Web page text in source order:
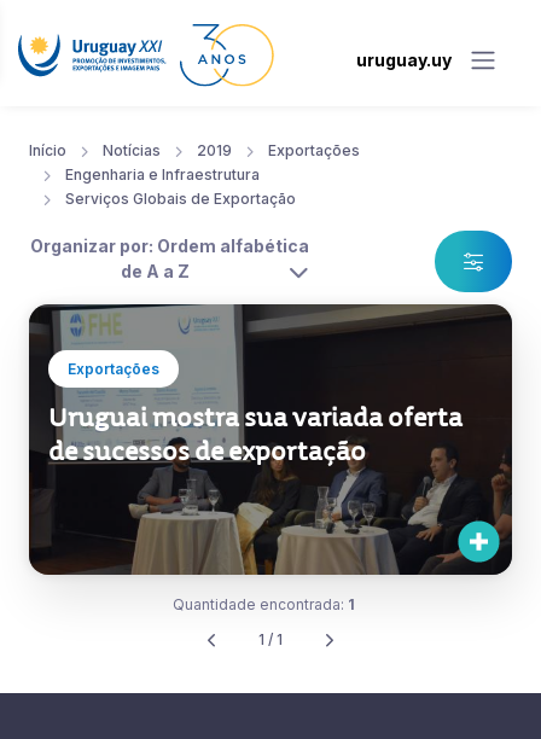
uruguay.uy
Início Notícias 2019
Exportações
Engenharia e Infraestrutura
Serviços Globais de Exportação
Organizar por: Ordem alfabética
de A a Z
Exportações
Uruguai mostra sua variada oferta
de sucessos de exportação
Quantidade encontrada: 1
1 / 1